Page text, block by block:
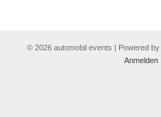
© 2026 automobil events | Powered by
Anmelden|